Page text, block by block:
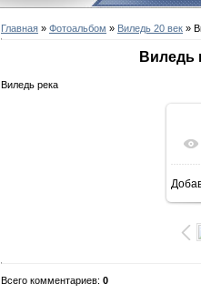
Главная » Фотоальбом » Виледь 20 век »
Виледь
Виледь река
Всего комментариев: 0